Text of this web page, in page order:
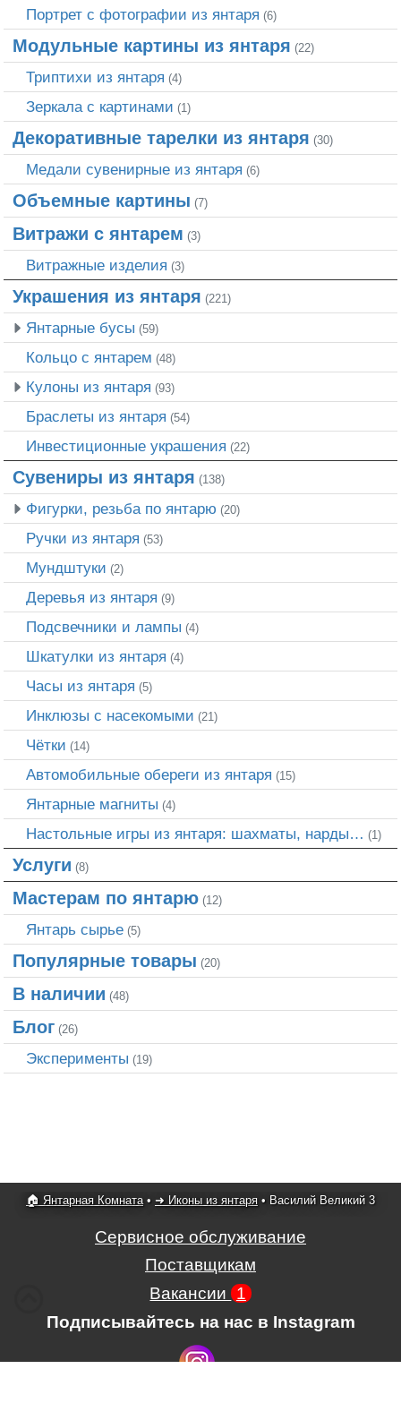
Портрет c фотографии из янтаря (6)
Модульные картины из янтаря (22)
Триптихи из янтаря (4)
Зеркала с картинами (1)
Декоративные тарелки из янтаря (30)
Медали сувенирные из янтаря (6)
Объемные картины (7)
Витражи с янтарем (3)
Витражные изделия (3)
Украшения из янтаря (221)
Янтарные бусы (59)
Кольцо с янтарем (48)
Кулоны из янтаря (93)
Браслеты из янтаря (54)
Инвестиционные украшения (22)
Сувениры из янтаря (138)
Фигурки, резьба по янтарю (20)
Ручки из янтаря (53)
Мундштуки (2)
Деревья из янтаря (9)
Подсвечники и лампы (4)
Шкатулки из янтаря (4)
Часы из янтаря (5)
Инклюзы с насекомыми (21)
Чётки (14)
Автомобильные обереги из янтаря (15)
Янтарные магниты (4)
Настольные игры из янтаря: шахматы, нарды… (1)
Услуги (8)
Мастерам по янтарю (12)
Янтарь сырье (5)
Популярные товары (20)
В наличии (48)
Блог (26)
Эксперименты (19)
🏠 Янтарная Комната• ➜ Иконы из янтаря • Василий Великий 3
Сервисное обслуживание
Поставщикам
Вакансии 1
Подписывайтесь на нас в Instagram